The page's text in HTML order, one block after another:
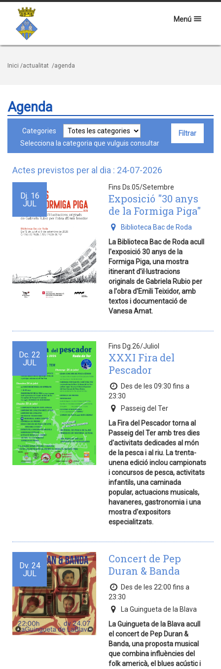
Menú
Inici /actualitat /agenda
Agenda
Categories
Selecciona la categoria que vulguis consultar
Actes previstos per al dia : 24-07-2026
Dj. 16
JUL
Fins Ds.05/Setembre
Exposició "30 anys
de la Formiga Piga"
Biblioteca Bac de Roda
La Biblioteca Bac de Roda acull
l'exposició 30 anys de la
Formiga Piga, una mostra
itinerant d'il·lustracions
originals de Gabriela Rubio per
a l'obra d'Emili Teixidor, amb
textos i documentació de
Vanesa Amat.
Dc. 22
JUL
Fins Dg.26/Juliol
XXXI Fira del
Pescador
Des de les 09:30 fins a
23:30
Passeig del Ter
La Fira del Pescador torna al
Passeig del Ter amb tres dies
d'activitats dedicades al món
de la pesca i al riu. La trenta-
unena edició inclou campionats
i concursos de pesca, activitats
infantils, una caminada
popular, actuacions musicals,
havaneres, gastronomia i una
mostra d'expositors
especialitzats.
Dv. 24
JUL
Concert de Pep
Duran & Banda
Des de les 22:00 fins a
23:30
La Guingueta de la Blava
La Guingueta de la Blava acull
el concert de Pep Duran &
Banda, una proposta musical
que combina influències del
folk americà, el blues acústic i